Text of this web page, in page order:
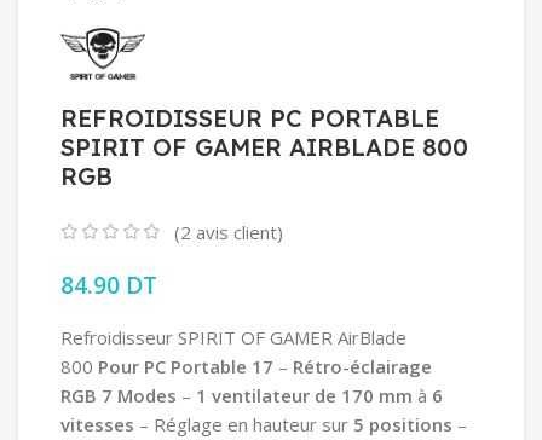
REFROIDISSEUR PC PORTABLE
SPIRIT OF GAMER AIRBLADE 800
RGB
(2 avis client)
84.90 DT
Refroidisseur SPIRIT OF GAMER AirBlade
800 Pour PC Portable 17 – Rétro-éclairage
RGB 7 Modes – 1 ventilateur de 170 mm à 6
vitesses – Réglage en hauteur sur 5 positions –